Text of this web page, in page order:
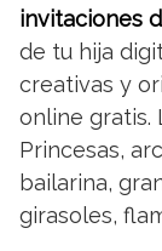
invitaciones
de tu hija
creativas y
online gratis.
Princesas,
bailarina,
girasoles,